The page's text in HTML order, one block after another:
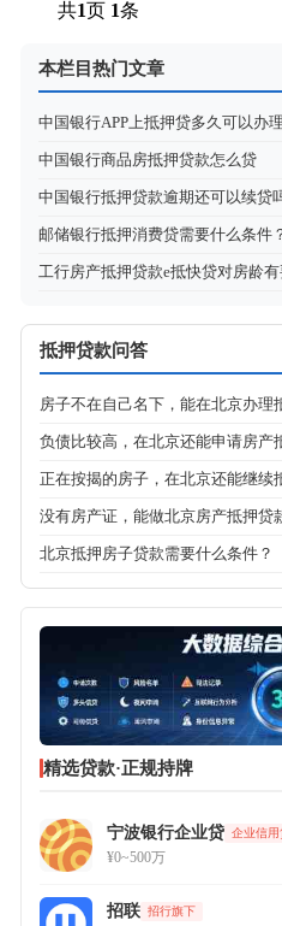
共1页 1条
本栏目热门文章
中国银行APP上抵押贷多久可以办
中国银行商品房抵押贷款怎么贷
中国银行抵押贷款逾期还可以续贷
邮储银行抵押消费贷需要什么条件
工行房产抵押贷款e抵快贷对房龄
抵押贷款问答
房子不在自己名下，能在北京办理
负债比较高，在北京还能申请房产
正在按揭的房子，在北京还能继续
没有房产证，能做北京房产抵押贷
北京抵押房子贷款需要什么条件？
精选贷款·正规持牌
宁波银行企业贷 企业信用
¥0~500万
招联 招行旗下